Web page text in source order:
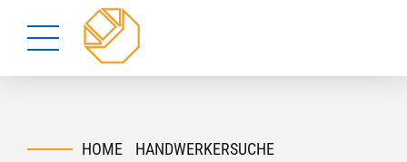
HOME HANDWERKERSUCHE